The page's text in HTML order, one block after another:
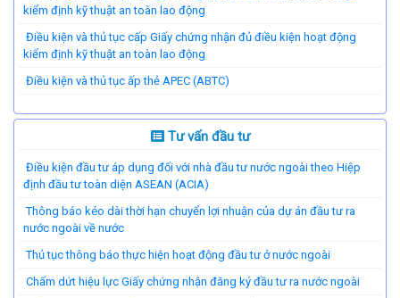
kiểm định kỹ thuật an toàn lao động
Điều kiện và thủ tục cấp Giấy chứng nhận đủ điều kiện hoạt động
kiểm định kỹ thuật an toàn lao động
Điều kiện và thủ tục ấp thẻ APEC (ABTC)
Tư vấn đầu tư
Điều kiện đầu tư áp dụng đối với nhà đầu tư nước ngoài theo Hiệp
định đầu tư toàn diện ASEAN (ACIA)
Thông báo kéo dài thời hạn chuyển lợi nhuận của dự án đầu tư ra
nước ngoài về nước
Thủ tục thông báo thực hiện hoạt động đầu tư ở nước ngoài
Chấm dứt hiệu lực Giấy chứng nhận đăng ký đầu tư ra nước ngoài